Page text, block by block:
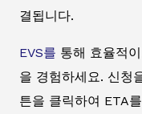
결됩니다.
EVS를 통해 효율적
을 경험하세요. 신청
튼을 클릭하여 ETA